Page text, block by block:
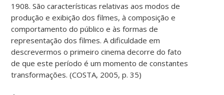
1908. São características relativas aos modos de
produção e exibição dos filmes, à composição e
comportamento do público e às formas de
representação dos filmes. A dificuldade em
descrevermos o primeiro cinema decorre do fato
de que este período é um momento de constantes
transformações. (COSTA, 2005, p. 35)